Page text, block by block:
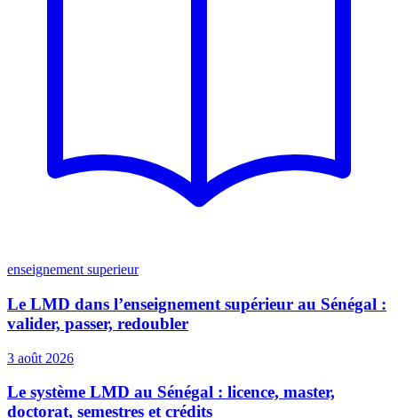
enseignement superieur
Le LMD dans l’enseignement supérieur au Sénégal :
valider, passer, redoubler
3 août 2026
Le système LMD au Sénégal : licence, master,
doctorat, semestres et crédits